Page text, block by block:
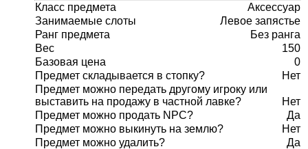
Класс предмета
Аксессуар
Занимаемые слоты
Левое запястье
Ранг предмета
Без ранга
Вес
150
Базовая цена
0
Предмет складывается в стопку?
Нет
Предмет можно передать другому игроку или
выставить на продажу в частной лавке?
Нет
Предмет можно продать NPC?
Да
Предмет можно выкинуть на землю?
Нет
Предмет можно удалить?
Да